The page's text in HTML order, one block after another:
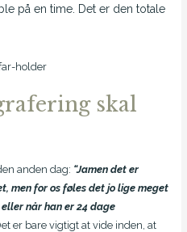
på en time. Det er den totale
skal
anden dag: “Jamen det er
men for os føles det jo lige meget
når han er 24 dage
er bare vigtigt at vide inden, at